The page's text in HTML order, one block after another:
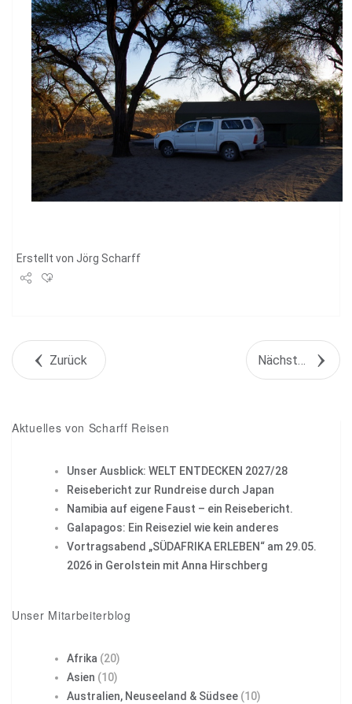
Erstellt von Jörg Scharff
+1Zurück Nächstes Objekt
Aktuelles von Scharff Reisen
Unser Ausblick: WELT ENTDECKEN 2027/28
Reisebericht zur Rundreise durch Japan
Namibia auf eigene Faust – ein Reisebericht.
Galapagos: Ein Reiseziel wie kein anderes
Vortragsabend „SÜDAFRIKA ERLEBEN“ am 29.05.
2026 in Gerolstein mit Anna Hirschberg
Unser Mitarbeiterblog
Afrika (20)
Asien (10)
Australien, Neuseeland & Südsee (10)